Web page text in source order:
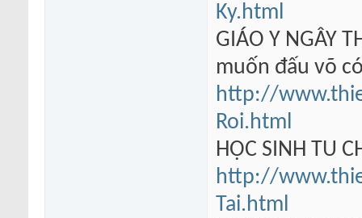
Ky.html
GIÁO Y NGÂY
muốn đấu võ
http://
Roi.html
HỌC SINH TU
http://
Tai.html